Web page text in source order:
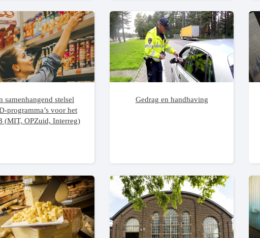
samenhangend stelsel
programma’s voor het
(MIT, OPZuid, Interreg)
Gedrag en handhaving